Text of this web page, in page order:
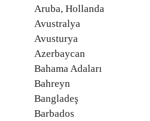
Aruba, Hollanda
Avustralya
Avusturya
Azerbaycan
Bahama Adaları
Bahreyn
Bangladeş
Barbados